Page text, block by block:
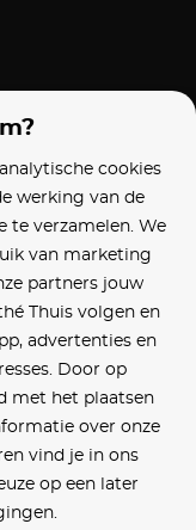
cookies
werking van de
te verzamelen. We
van marketing
partners jouw
Thuis volgen en
advertenties en
Door op
met het plaatsen
over onze
vind je in ons
op een later